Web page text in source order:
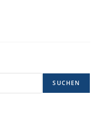
SUCHEN